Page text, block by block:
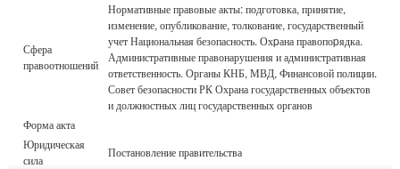
Сфера
правоотношений
Нормативные правовые акты: подготовка, принятие,
изменение, опубликование, толкование, государственный
учет Национальная безопасность. Охpана правопоpядка.
Административные правонарушения и административная
ответственность. Органы КНБ, МВД, Финансовой полиции.
Совет безопасности РК Охрана государственных объектов
и должностных лиц государственных органов
Форма акта
Юридическая
сила
Постановление правительства